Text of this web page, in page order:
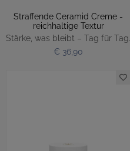
Straffende Ceramid Creme -
reichhaltige Textur
Stärke, was bleibt – Tag für Tag.
€ 36,90